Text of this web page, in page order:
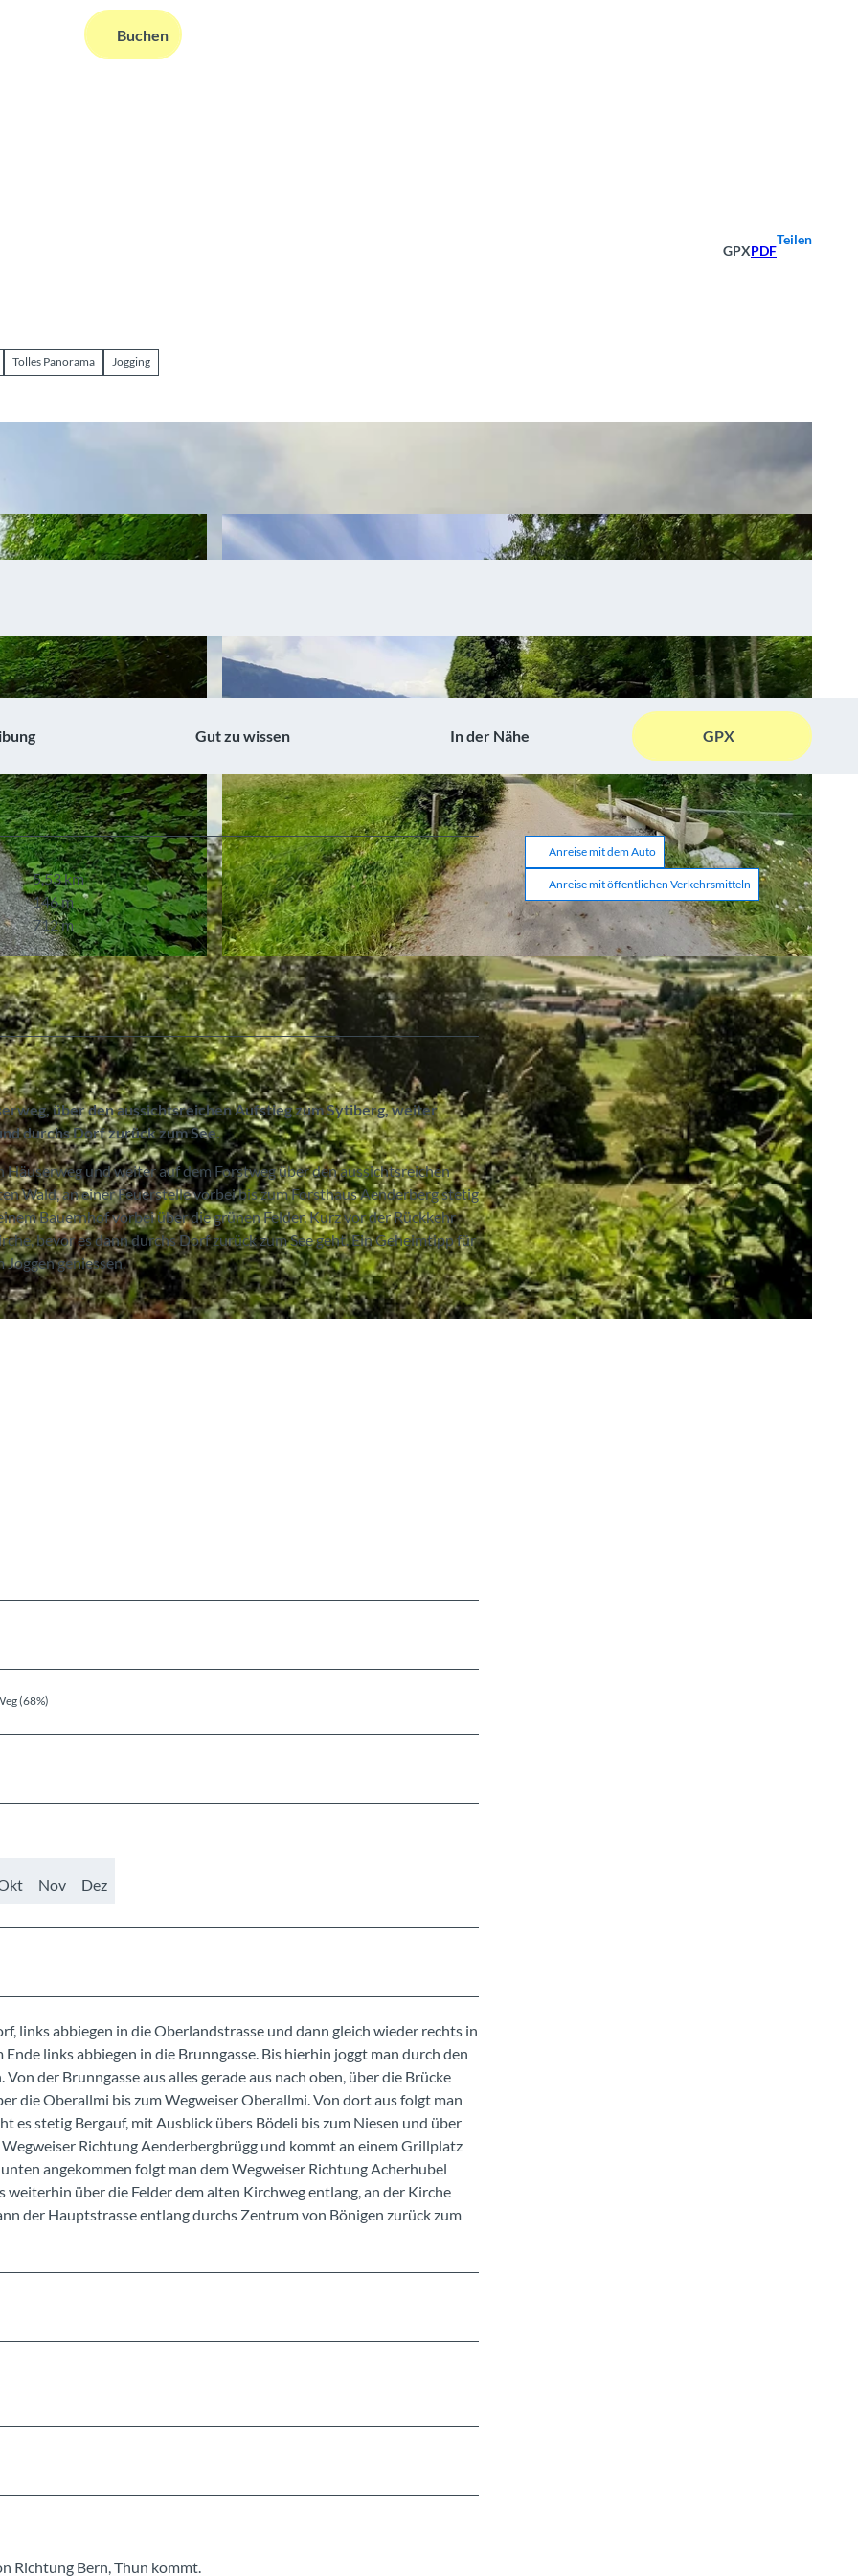
Suche Buchen
GPXPDF
Teilen
Tolles Panorama Jogging
© Deborah Imboden, Bönigen-Iseltwald Tourismus
Gut zu wissen In der Nähe GPX
5,53 km
146 m
712 m
über den aussichtsreichen Aufstieg zum Sytiberg, weiter
durchs Dorf zurück zum See.
und weiter auf dem Forstweg über den aussichtsreichen
Wald, an einer Feuerstelle vorbei bis zum Forsthaus Aenderberg stetig
Bauernhof vorbei über die grünen Felder. Kurz vor der Rückkehr
bevor es dann durchs Dorf zurück zum See geht. Ein Geheimtipp für
geniessen.
(68%)
Nov Dez
links abbiegen in die Oberlandstrasse und dann gleich wieder rechts in
links abbiegen in die Brunngasse. Bis hierhin joggt man durch den
der Brunngasse aus alles gerade aus nach oben, über die Brücke
die Oberallmi bis zum Wegweiser Oberallmi. Von dort aus folgt man
es stetig Bergauf, mit Ausblick übers Bödeli bis zum Niesen und über
Richtung Aenderbergbrügg und kommt an einem Grillplatz
angekommen folgt man dem Wegweiser Richtung Acherhubel
über die Felder dem alten Kirchweg entlang, an der Kirche
der Hauptstrasse entlang durchs Zentrum von Bönigen zurück zum
Richtung Bern, Thun kommt.
Anreise mit dem Auto
Anreise mit öffentlichen Verkehrsmitteln